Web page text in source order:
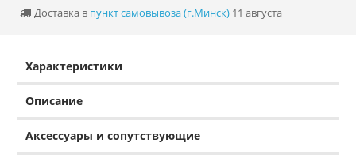
Доставка в пункт самовывоза (г.Минск) 11 августа
Характеристики
Описание
Аксессуары и сопутствующие